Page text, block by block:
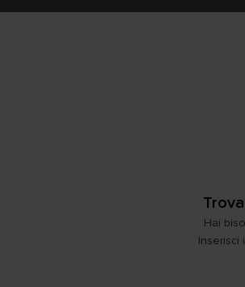
CONTO TERMICO 3.0
Hai
Inserisci